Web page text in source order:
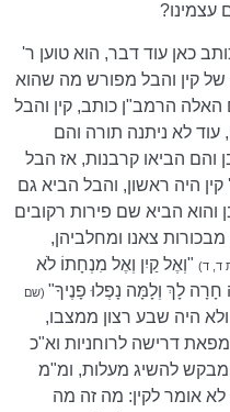
עצמינו?
כאן עוד דבר, הוא טוען ר'
קין והבל מפורש מה שהוא
האלה הרמב"ן כותב, קין והבל
לא ניתנה תורה והם
והם הביאו קרבנות, אז הבל
היה ראשון, והבל הביא גם
והוא הביא שם פירות רקובים
צאנו ומחלביהן,
ד, ד) "וְאֶל קַיִן וְאֶל מִנְחָתוֹ לֹא
חָרָה לָךְ וְלָמָּה נָפְלוּ פָנֶיךָ" (שם
היה שבע רצון ממצבו,
דרישה לרוחניות וא"כ
ומבקש להשיג מעלות, ומ"מ
אומר לקין: מה זה מה